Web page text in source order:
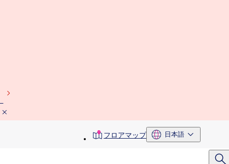
toolbarフロアマップ 日本語